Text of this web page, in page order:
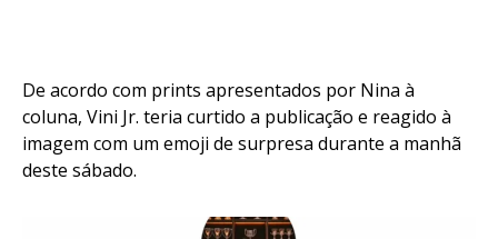
De acordo com prints apresentados por Nina à
coluna, Vini Jr. teria curtido a publicação e reagido à
imagem com um emoji de surpresa durante a manhã
deste sábado.